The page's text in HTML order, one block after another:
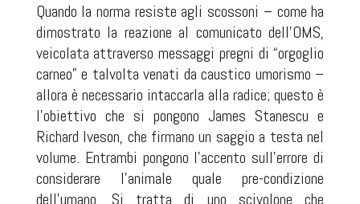
Quando la norma resiste agli scossoni – come ha
dimostrato la reazione al comunicato dell’OMS,
veicolata attraverso messaggi pregni di “orgoglio
carneo” e talvolta venati da caustico umorismo –
allora è necessario intaccarla alla radice; questo è
l’obiettivo che si pongono James Stanescu e
Richard Iveson, che firmano un saggio a testa nel
volume. Entrambi pongono l’accento sull’errore di
considerare l’animale quale pre-condizione
dell’umano. Si tratta di uno scivolone che